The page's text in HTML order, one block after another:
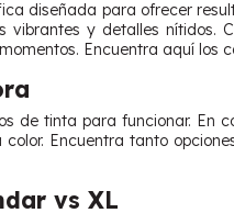
diseñada para ofrecer
vibrantes y detalles
Encuentra aquí
de tinta para funcionar. En
Encuentra tanto
vs XL